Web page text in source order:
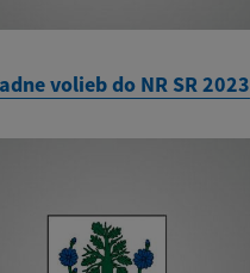
volieb do NR SR 2023